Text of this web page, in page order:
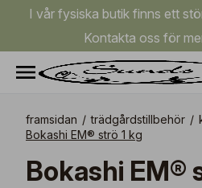
I vår fysiska butik finns ett
Kontakta oss för
framsidan / trädgårdstillbehör /
Bokashi EM® strö 1 kg
Bokashi EM®